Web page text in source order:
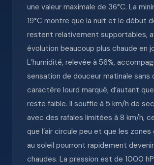
une valeur maximale de 36°C. La
19°C montre que la nuit et le début
restent relativement supportables,
évolution beaucoup plus chaude en
L’humidité, relevée à 56%,
sensation de douceur matinale sans
caractère lourd marqué, d’autant
reste faible. Il souffle à 5 km/h de
avec des rafales limitées à 8 km/h,
que l’air circule peu et que les
au soleil pourront rapidement
chaudes. La pression est de 1000